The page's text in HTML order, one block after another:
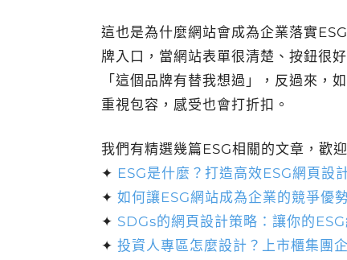
這也是為什麼網站會成為企業落實
牌入口，當網站表單很清楚、按鈕很
「這個品牌有替我想過」，反過來，
重視包容，感受也會打折扣。
我們有精選幾篇ESG相關的文章，歡
✦ ESG是什麼？打造高效ESG網頁設
✦如何讓ESG網站成為企業的競爭優
✦ SDGs的網頁設計策略：讓你的
✦投資人專區怎麼設計？上市櫃集團